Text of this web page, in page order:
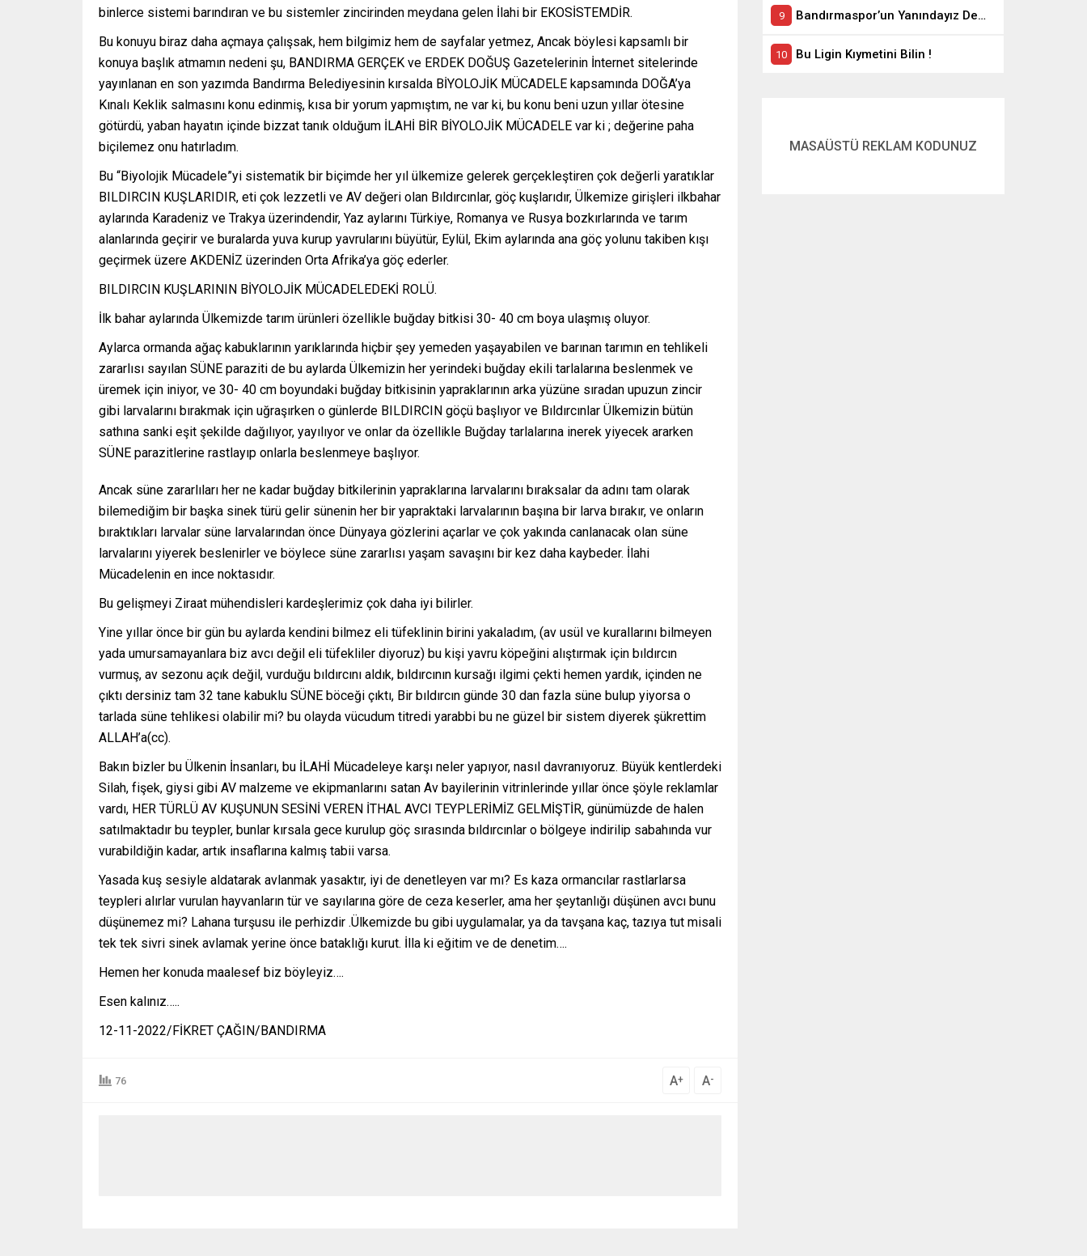
binlerce sistemi barındıran ve bu sistemler zincirinden meydana gelen İlahi bir EKOSİSTEMDİR.
Bu konuyu biraz daha açmaya çalışsak, hem bilgimiz hem de sayfalar yetmez, Ancak böylesi kapsamlı bir
konuya başlık atmamın nedeni şu, BANDIRMA GERÇEK ve ERDEK DOĞUŞ Gazetelerinin İnternet sitelerinde
yayınlanan en son yazımda Bandırma Belediyesinin kırsalda BİYOLOJİK MÜCADELE kapsamında DOĞA’ya
Kınalı Keklik salmasını konu edinmiş, kısa bir yorum yapmıştım, ne var ki, bu konu beni uzun yıllar ötesine
götürdü, yaban hayatın içinde bizzat tanık olduğum İLAHİ BİR BİYOLOJİK MÜCADELE var ki ; değerine paha
biçilemez onu hatırladım.
Bu “Biyolojik Mücadele”yi sistematik bir biçimde her yıl ülkemize gelerek gerçekleştiren çok değerli yaratıklar
BILDIRCIN KUŞLARIDIR, eti çok lezzetli ve AV değeri olan Bıldırcınlar, göç kuşlarıdır, Ülkemize girişleri ilkbahar
aylarında Karadeniz ve Trakya üzerindendir, Yaz aylarını Türkiye, Romanya ve Rusya bozkırlarında ve tarım
alanlarında geçirir ve buralarda yuva kurup yavrularını büyütür, Eylül, Ekim aylarında ana göç yolunu takiben kışı
geçirmek üzere AKDENİZ üzerinden Orta Afrika’ya göç ederler.
BILDIRCIN KUŞLARININ BİYOLOJİK MÜCADELEDEKİ ROLÜ.
İlk bahar aylarında Ülkemizde tarım ürünleri özellikle buğday bitkisi 30- 40 cm boya ulaşmış oluyor.
Aylarca ormanda ağaç kabuklarının yarıklarında hiçbir şey yemeden yaşayabilen ve barınan tarımın en tehlikeli
zararlısı sayılan SÜNE paraziti de bu aylarda Ülkemizin her yerindeki buğday ekili tarlalarına beslenmek ve
üremek için iniyor, ve 30- 40 cm boyundaki buğday bitkisinin yapraklarının arka yüzüne sıradan upuzun zincir
gibi larvalarını bırakmak için uğraşırken o günlerde BILDIRCIN göçü başlıyor ve Bıldırcınlar Ülkemizin bütün
sathına sanki eşit şekilde dağılıyor, yayılıyor ve onlar da özellikle Buğday tarlalarına inerek yiyecek ararken
SÜNE parazitlerine rastlayıp onlarla beslenmeye başlıyor.
Ancak süne zararlıları her ne kadar buğday bitkilerinin yapraklarına larvalarını bıraksalar da adını tam olarak
bilemediğim bir başka sinek türü gelir sünenin her bir yapraktaki larvalarının başına bir larva bırakır, ve onların
bıraktıkları larvalar süne larvalarından önce Dünyaya gözlerini açarlar ve çok yakında canlanacak olan süne
larvalarını yiyerek beslenirler ve böylece süne zararlısı yaşam savaşını bir kez daha kaybeder. İlahi
Mücadelenin en ince noktasıdır.
Bu gelişmeyi Ziraat mühendisleri kardeşlerimiz çok daha iyi bilirler.
Yine yıllar önce bir gün bu aylarda kendini bilmez eli tüfeklinin birini yakaladım, (av usül ve kurallarını bilmeyen
yada umursamayanlara biz avcı değil eli tüfekliler diyoruz) bu kişi yavru köpeğini alıştırmak için bıldırcın
vurmuş, av sezonu açık değil, vurduğu bıldırcını aldık, bıldırcının kursağı ilgimi çekti hemen yardık, içinden ne
çıktı dersiniz tam 32 tane kabuklu SÜNE böceği çıktı, Bir bıldırcın günde 30 dan fazla süne bulup yiyorsa o
tarlada süne tehlikesi olabilir mi? bu olayda vücudum titredi yarabbi bu ne güzel bir sistem diyerek şükrettim
ALLAH’a(cc).
Bakın bizler bu Ülkenin İnsanları, bu İLAHİ Mücadeleye karşı neler yapıyor, nasıl davranıyoruz. Büyük kentlerdeki
Silah, fişek, giysi gibi AV malzeme ve ekipmanlarını satan Av bayilerinin vitrinlerinde yıllar önce şöyle reklamlar
vardı, HER TÜRLÜ AV KUŞUNUN SESİNİ VEREN İTHAL AVCI TEYPLERİMİZ GELMİŞTİR, günümüzde de halen
satılmaktadır bu teypler, bunlar kırsala gece kurulup göç sırasında bıldırcınlar o bölgeye indirilip sabahında vur
vurabildiğin kadar, artık insaflarına kalmış tabii varsa.
Yasada kuş sesiyle aldatarak avlanmak yasaktır, iyi de denetleyen var mı? Es kaza ormancılar rastlarlarsa
teypleri alırlar vurulan hayvanların tür ve sayılarına göre de ceza keserler, ama her şeytanlığı düşünen avcı bunu
düşünemez mi? Lahana turşusu ile perhizdir .Ülkemizde bu gibi uygulamalar, ya da tavşana kaç, tazıya tut misali
tek tek sivri sinek avlamak yerine önce bataklığı kurut. İlla ki eğitim ve de denetim….
Hemen her konuda maalesef biz böyleyiz….
Esen kalınız…..
12-11-2022/FİKRET ÇAĞIN/BANDIRMA
76 A+ A-
Bandırmaspor’un Yanındayız Demekle Olmuyor!
Bu Ligin Kıymetini Bilin !
MASAÜSTÜ REKLAM KODUNUZ